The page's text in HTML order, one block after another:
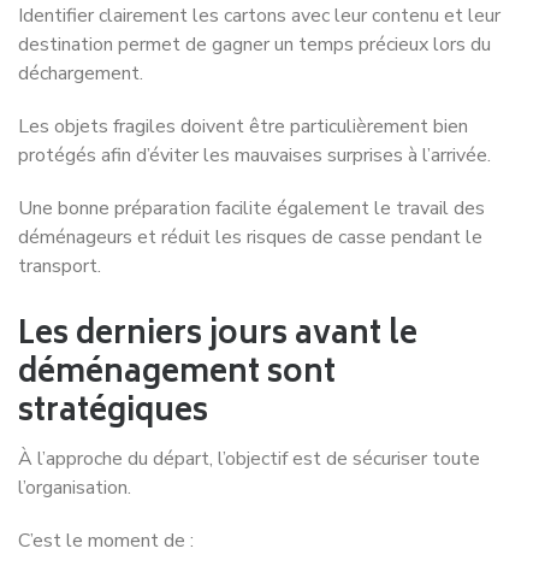
Identifier clairement les cartons avec leur contenu et leur
destination permet de gagner un temps précieux lors du
déchargement.
Les objets fragiles doivent être particulièrement bien
protégés afin d’éviter les mauvaises surprises à l’arrivée.
Une bonne préparation facilite également le travail des
déménageurs et réduit les risques de casse pendant le
transport.
Les derniers jours avant le
déménagement sont
stratégiques
À l’approche du départ, l’objectif est de sécuriser toute
l’organisation.
C’est le moment de :